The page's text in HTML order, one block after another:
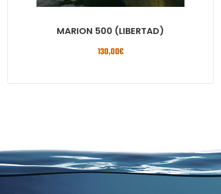
MARION 500 (LIBERTAD)
130,00€